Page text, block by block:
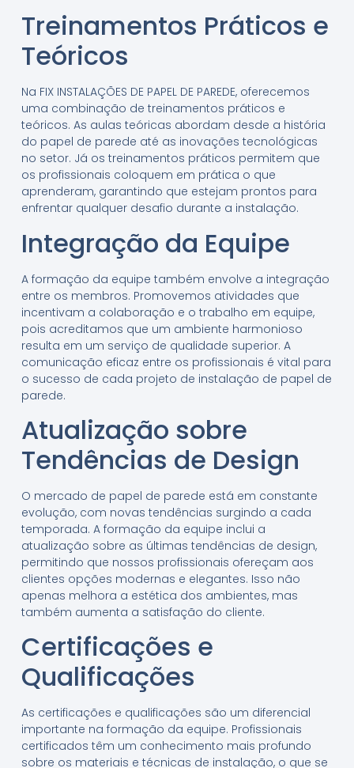
Treinamentos Práticos e
Teóricos
Na FIX INSTALAÇÕES DE PAPEL DE PAREDE, oferecemos
uma combinação de treinamentos práticos e
teóricos. As aulas teóricas abordam desde a história
do papel de parede até as inovações tecnológicas
no setor. Já os treinamentos práticos permitem que
os profissionais coloquem em prática o que
aprenderam, garantindo que estejam prontos para
enfrentar qualquer desafio durante a instalação.
Integração da Equipe
A formação da equipe também envolve a integração
entre os membros. Promovemos atividades que
incentivam a colaboração e o trabalho em equipe,
pois acreditamos que um ambiente harmonioso
resulta em um serviço de qualidade superior. A
comunicação eficaz entre os profissionais é vital para
o sucesso de cada projeto de instalação de papel de
parede.
Atualização sobre
Tendências de Design
O mercado de papel de parede está em constante
evolução, com novas tendências surgindo a cada
temporada. A formação da equipe inclui a
atualização sobre as últimas tendências de design,
permitindo que nossos profissionais ofereçam aos
clientes opções modernas e elegantes. Isso não
apenas melhora a estética dos ambientes, mas
também aumenta a satisfação do cliente.
Certificações e
Qualificações
As certificações e qualificações são um diferencial
importante na formação da equipe. Profissionais
certificados têm um conhecimento mais profundo
sobre os materiais e técnicas de instalação, o que se